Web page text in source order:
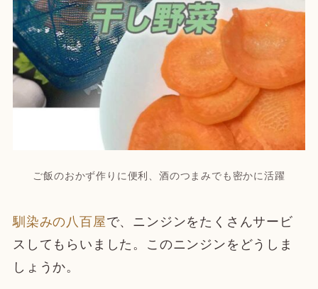
ご飯のおかず作りに便利、酒のつまみでも密かに活躍
馴染みの八百屋で、ニンジンをたくさんサービ
スしてもらいました。このニンジンをどうしま
しょうか。